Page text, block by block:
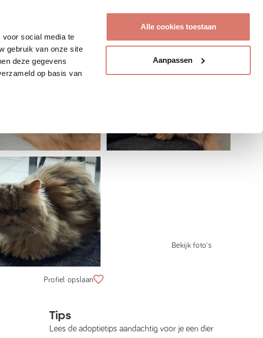
social media te
gebruik van onze site
deze gegevens
op basis van
Alle cookies toestaan
Aanpassen
Bekijk foto's
Profiel opslaan
Tips
Lees de adoptietips aandachtig voor je een dier